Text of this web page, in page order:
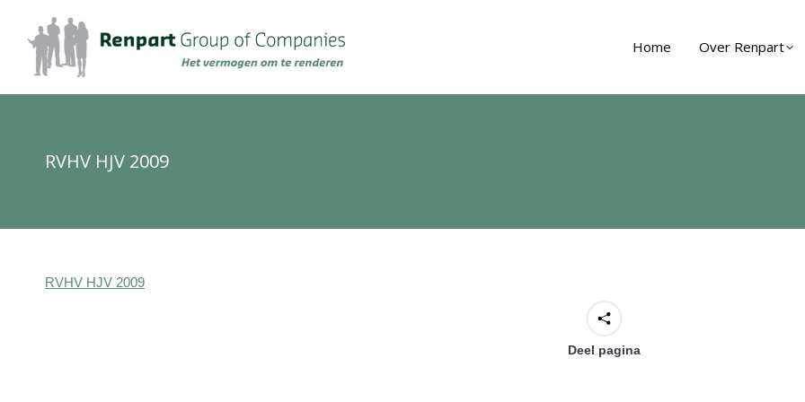
Home Over Renpart
RVHV HJV 2009
RVHV HJV 2009
Deel pagina